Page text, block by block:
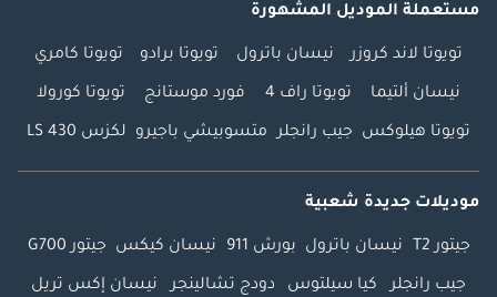
مستعملة الموديل المشهورة
تويوتا لاند كروزر نيسان باترول تويوتا برادو تويوتا كامري
نيسان ألتيما تويوتا راف 4 فورد موستانج تويوتا كورولا
تويوتا هيلوكس جيب رانجلر متسوبيشي باجيرو لكزس LS 430
موديلات جديدة شعبية
جيتور T2 نيسان باترول بورش 911 نيسان كيكس جيتور G700
جيب رانجلر كيا سيلتوس دودج تشالينجر نيسان إكس تريل